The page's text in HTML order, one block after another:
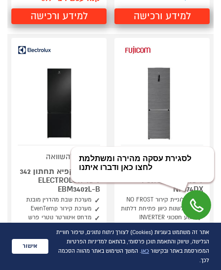
למידע ורכישה למידע ורכישה
סמן להשוואה
מקרר מקפיא תחתון 320
ליטר FUJICOM FJ-
NF374DX
טכנולוגיית קירור NO FROST
ניתן לשנות כיוון פתיחת דלתות
מנוע חסכוני INVERTER
קנה עכשיו ב- 2,490
סמן להשוואה
מקרר מקפיא תחתון 342
ליטר ELECTROLUX
EBM3402L-B
מערכת שבת מהדרין מובנת
מערכת קירור EvenTemp
מדחס אינוורטר נוטרי פרש
קנה עכשיו ב- 3,290
אתר זה משתמש בעוגיות (Cookies) לצורך ניתוח נתונים, שיפור חוויית
הגלישה, שיווק והתאמת תוכן פרסומי, בהתאם למדיניות הפרטיות
המפורסמת באתר ובקישור כאן. המשך השימוש באתר מהווה הסכמה
לכך.
אישור